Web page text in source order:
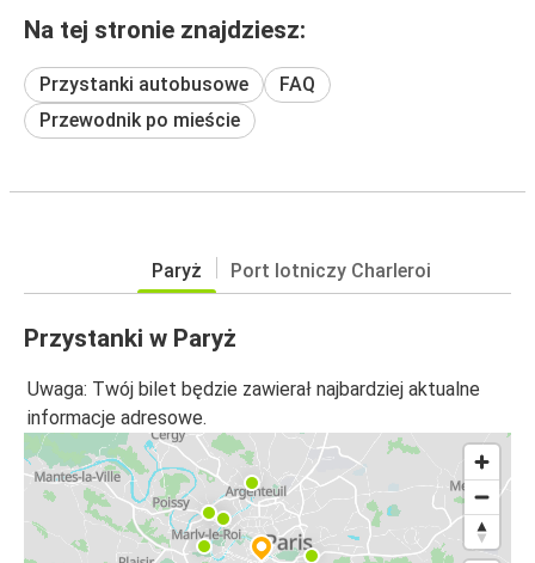
Na tej stronie znajdziesz:
Przystanki autobusowe
FAQ
Przewodnik po mieście
Paryż Port lotniczy Charleroi
Przystanki w Paryż
Uwaga: Twój bilet będzie zawierał najbardziej aktualne
informacje adresowe.